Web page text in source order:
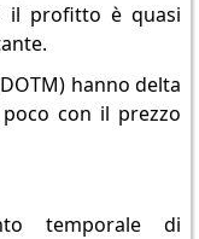
il profitto è quasi
hanno delta
con il prezzo
temporale di